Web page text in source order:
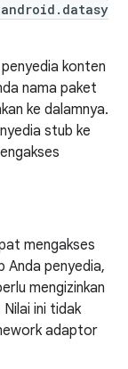
konten
nama paket
ke dalamnya.
stub ke
mengakses
Anda penyedia,
mengizinkan
ini tidak
adaptor